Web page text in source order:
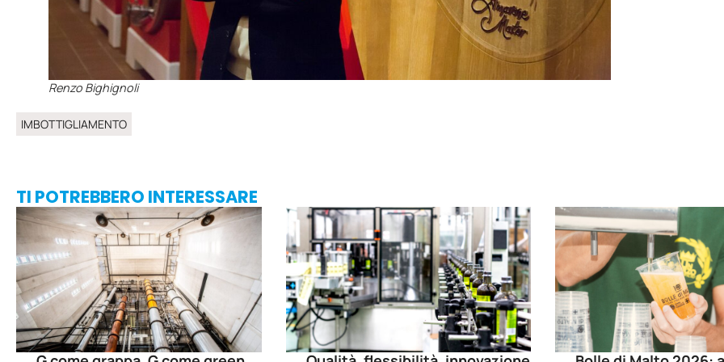
Renzo Bighignoli
IMBOTTIGLIAMENTO
TI POTREBBERO INTERESSARE